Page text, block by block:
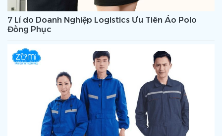
7 Lí do Doanh Nghiệp Logistics Ưu Tiên Áo Polo
Đồng Phục